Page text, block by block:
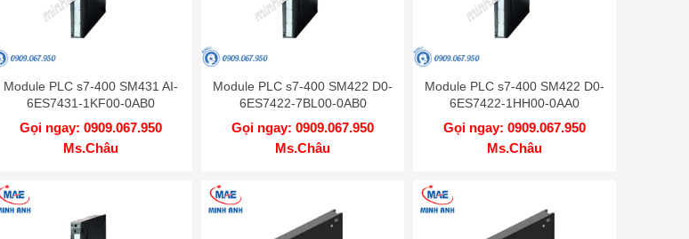
Module PLC s7-400 SM431 AI-
6ES7431-1KF00-0AB0
Gọi ngay: 0909.067.950
Ms.Châu
Module PLC s7-400 SM422 D0-
6ES7422-7BL00-0AB0
Gọi ngay: 0909.067.950
Ms.Châu
Module PLC s7-400 SM422 D0-
6ES7422-1HH00-0AA0
Gọi ngay: 0909.067.950
Ms.Châu